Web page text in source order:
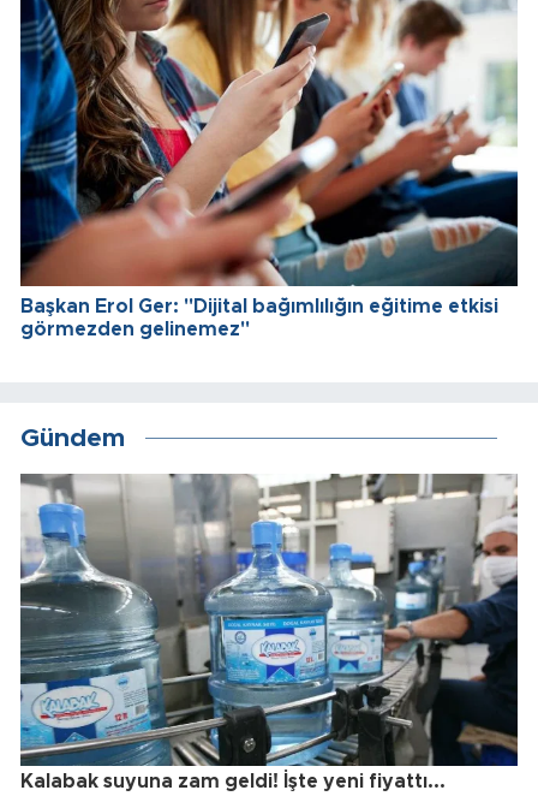
Başkan Erol Ger: "Dijital bağımlılığın eğitime etkisi
görmezden gelinemez"
Gündem
Kalabak suyuna zam geldi! İşte yeni fiyattı...